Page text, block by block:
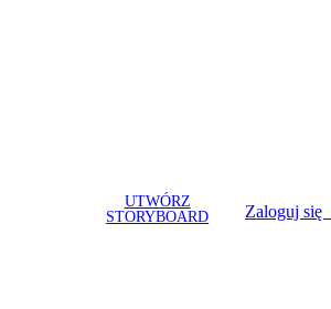
UTWÓRZ
STORYBOARD
Zaloguj się